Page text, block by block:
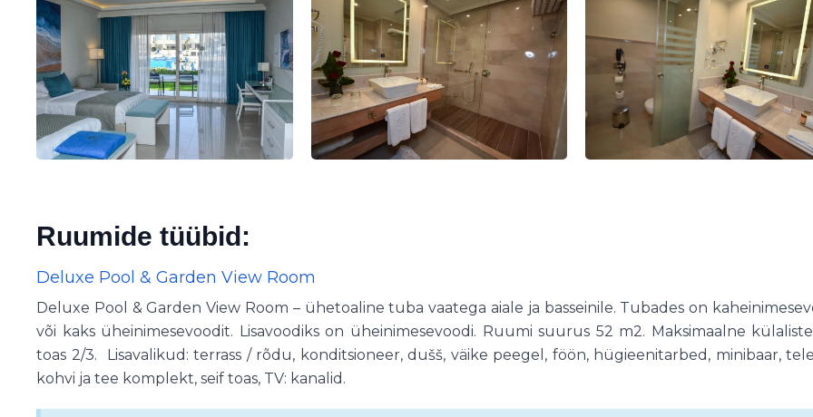
Ruumide tüübid:
Deluxe Pool & Garden View Room
Deluxe Pool & Garden View Room – ühetoaline tuba vaatega aiale ja basseinile. Tubades on
või kaks üheinimesevoodit. Lisavoodiks on üheinimesevoodi. Ruumi suurus 52 m2. Maksimaalne
toas 2/3. Lisavalikud: terrass / rõdu, konditsioneer, dušš, väike peegel, föön, hügieenitarbed, minibaar,
kohvi ja tee komplekt, seif toas, TV: kanalid.